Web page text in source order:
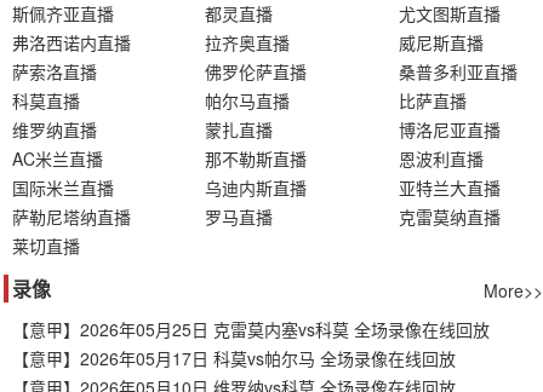
斯佩齐亚直播 都灵直播
尤文图斯直播
弗洛西诺内直播
拉齐奥直播
威尼斯直播
萨索洛直播
佛罗伦萨直播
桑普多利亚直播
科莫直播
帕尔马直播
比萨直播
维罗纳直播
蒙扎直播
博洛尼亚直播
AC米兰直播
那不勒斯直播
恩波利直播
国际米兰直播
乌迪内斯直播
亚特兰大直播
萨勒尼塔纳直播
罗马直播
克雷莫纳直播
莱切直播
录像
More>>
【意甲】2026年05月25日 克雷莫内塞vs科莫 全场录像在线回放
【意甲】2026年05月17日 科莫vs帕尔马 全场录像在线回放
【意甲】2026年05月10日 维罗纳vs科莫 全场录像在线回放